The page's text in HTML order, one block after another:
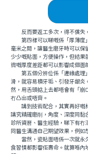
反而要返工多次，得不償失
第四樣可以睇嘅係「厚薄度
毫米之間，讓醫生磨牙時可以
少少嘅貼面，方便操作，但結果
微嘅厚度差距都可以影響成個面
第五個分辨位係「邊緣處理
滑，就容易積牙垢、引發牙龈炎
然，用舌頭掂上去都唔會有「崩
冇凸出或唔齊。
講到技術配合，其實再好嘅
講究精確磨削，角度、深度同黏
診所資曆、醫生經驗，睇下有
同醫生溝通自己期望效果，例如
當然，瓷貼面唔係一次就永
食習慣都影響佢壽命。就算喺內